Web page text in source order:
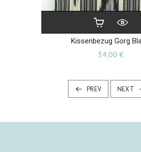
Kissenbezug Gorg
34,00 €Preis
PREV NEXT